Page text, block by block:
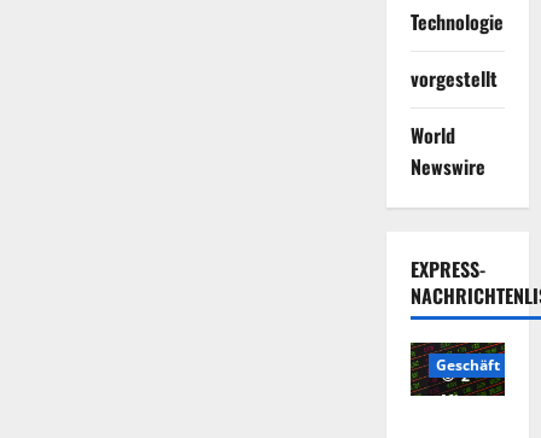
Technologie
vorgestellt
World
Newswire
EXPRESS-
2
Minuten
Geschäft